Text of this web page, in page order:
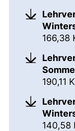
166,38
190,11
140,58